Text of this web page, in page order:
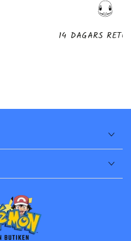
14 DAGARS